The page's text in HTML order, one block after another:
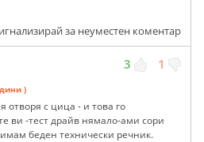
за неуместен коментар
3 1
)
отворя с цица - и това го
ви -тест драйв нямало-ами сори
беден технически речник.